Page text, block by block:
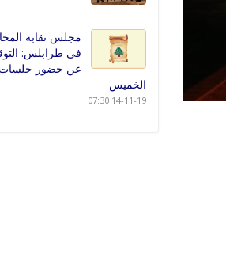
مجلس نقابة
في طرابلس:
عن حضور جلسات
الخميس
14-11-19 07:30